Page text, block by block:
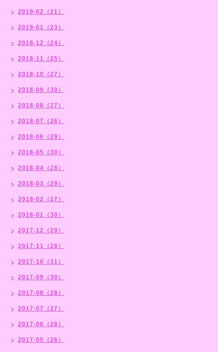
2019-02（21）
2019-01（23）
2018-12（24）
2018-11（25）
2018-10（27）
2018-09（30）
2018-08（27）
2018-07（26）
2018-06（29）
2018-05（30）
2018-04（28）
2018-03（29）
2018-02（27）
2018-01（30）
2017-12（29）
2017-11（28）
2017-10（31）
2017-09（30）
2017-08（28）
2017-07（27）
2017-06（28）
2017-05（26）